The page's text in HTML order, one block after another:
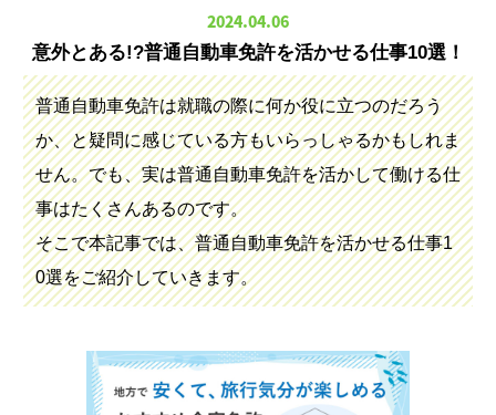
2024.04.06
意外とある!?普通自動車免許を活かせる仕事10選！
普通自動車免許は就職の際に何か役に立つのだろう
か、と疑問に感じている方もいらっしゃるかもしれま
せん。でも、実は普通自動車免許を活かして働ける仕
事はたくさんあるのです。
そこで本記事では、普通自動車免許を活かせる仕事1
0選をご紹介していきます。